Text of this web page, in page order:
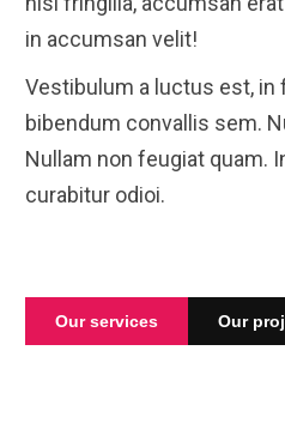
in accumsan velit!
Vestibulum a luctus est, in
bibendum convallis sem.
Nullam non feugiat quam.
curabitur odioi.
Our services Our